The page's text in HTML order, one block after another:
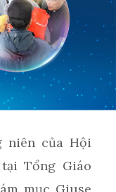
niên của Hội
Tổng Giáo
mục Giuse